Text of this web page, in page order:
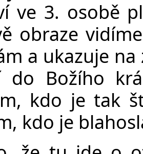
ve 3. osobě
obraze
a ukazuje
do Božího
kdo je tak
kdo je